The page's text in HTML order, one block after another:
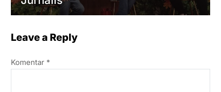
Leave a Reply
Komentar *